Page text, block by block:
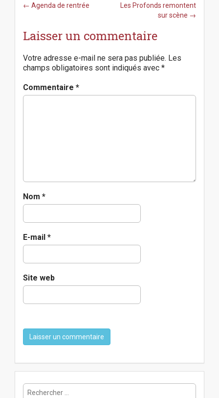
P
t
a
v
g
a
← Agenda de rentrée
Les Profonds remontent
sur scène →
Laisser un commentaire
Votre adresse e-mail ne sera pas publiée. Les
champs obligatoires sont indiqués avec *
Commentaire *
Nom *
E-mail *
Site web
R